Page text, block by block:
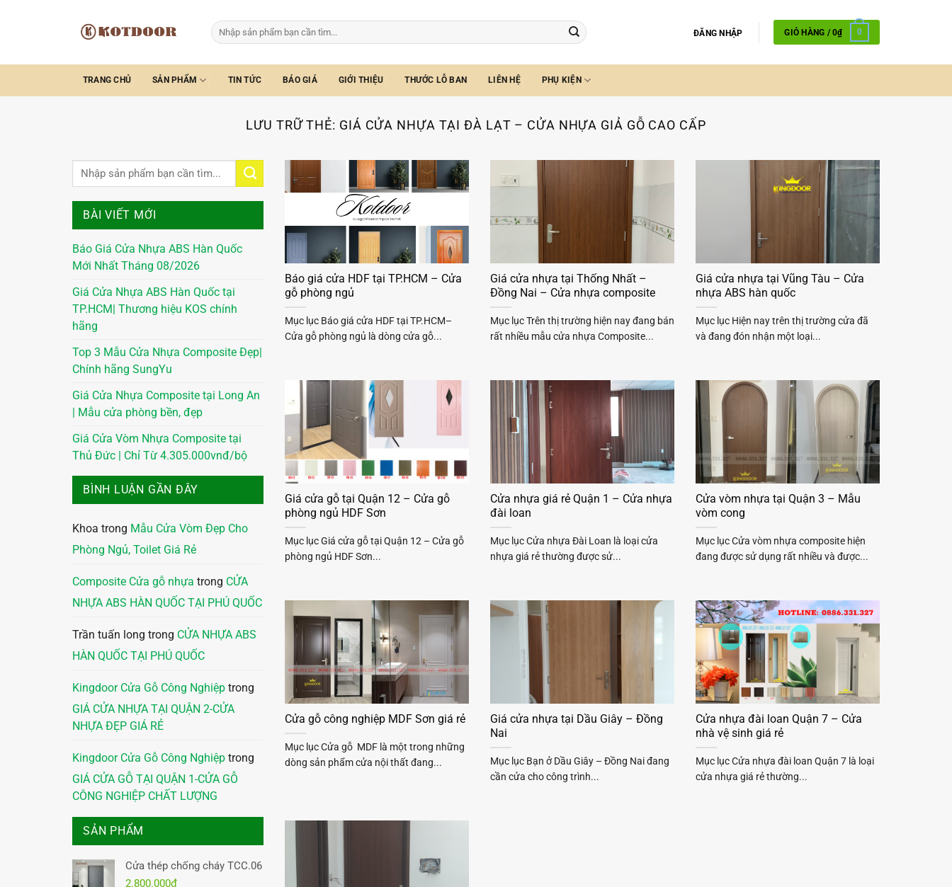
Tìm
kiếm:
ĐĂNG NHẬP GIỎ HÀNG /0₫ 0
TRANG CHỦ SẢN PHẨM TIN TỨC BÁO GIÁ GIỚI THIỆU THƯỚC LỖ BAN LIÊN HỆ PHỤ KIỆN
LƯU TRỮ THẺ: GIÁ CỬA NHỰA TẠI ĐÀ LẠT – CỬA NHỰA GIẢ GỖ CAO CẤP
BÀI VIẾT MỚI
Báo Giá Cửa Nhựa ABS Hàn Quốc
Mới Nhất Tháng 08/2026
Giá Cửa Nhựa ABS Hàn Quốc tại
TP.HCM| Thương hiệu KOS chính
hãng
Top 3 Mẫu Cửa Nhựa Composite Đẹp|
Chính hãng SungYu
Giá Cửa Nhựa Composite tại Long An
| Mẫu cửa phòng bền, đẹp
Giá Cửa Vòm Nhựa Composite tại
Thủ Đức | Chỉ Từ 4.305.000vnđ/bộ
BÌNH LUẬN GẦN ĐÂY
Khoa trong Mẫu Cửa Vòm Đẹp Cho
Phòng Ngủ, Toilet Giá Rẻ
Composite Cửa gỗ nhựa trong CỬA
NHỰA ABS HÀN QUỐC TẠI PHÚ QUỐC
Trần tuấn long trong CỬA NHỰA ABS
HÀN QUỐC TẠI PHÚ QUỐC
Kingdoor Cửa Gỗ Công Nghiệp trong
GIÁ CỬA NHỰA TẠI QUẬN 2-CỬA
NHỰA ĐẸP GIÁ RẺ
Kingdoor Cửa Gỗ Công Nghiệp trong
GIÁ CỬA GỖ TẠI QUẬN 1-CỬA GỖ
CÔNG NGHIỆP CHẤT LƯỢNG
SẢN PHẨM
Cửa thép chống cháy TCC.06
2.800.000₫
Báo giá cửa HDF tại TP.HCM – Cửa
gỗ phòng ngủ
Mục lục Báo giá cửa HDF tại TP.HCM–
Cửa gỗ phòng ngủ là dòng cửa gỗ...
Giá cửa nhựa tại Thống Nhất –
Đồng Nai – Cửa nhựa composite
Mục lục Trên thị trường hiện nay đang bán
rất nhiều mẫu cửa nhựa Composite...
Giá cửa nhựa tại Vũng Tàu – Cửa
nhựa ABS hàn quốc
Mục lục Hiện nay trên thị trường cửa đã
và đang đón nhận một loại...
Giá cửa gỗ tại Quận 12 – Cửa gỗ
phòng ngủ HDF Sơn
Mục lục Giá cửa gỗ tại Quận 12 – Cửa gỗ
phòng ngủ HDF Sơn...
Cửa nhựa giá rẻ Quận 1 – Cửa nhựa
đài loan
Mục lục Cửa nhựa Đài Loan là loại cửa
nhựa giá rẻ thường được sử...
Cửa vòm nhựa tại Quận 3 – Mẫu
vòm cong
Mục lục Cửa vòm nhựa composite hiện
đang được sử dụng rất nhiều và được...
Cửa gỗ công nghiệp MDF Sơn giá rẻ
Mục lục Cửa gỗ MDF là một trong những
dòng sản phẩm cửa nội thất đang...
Giá cửa nhựa tại Dầu Giây – Đồng
Nai
Mục lục Bạn ở Dầu Giây – Đồng Nai đang
cần cửa cho công trình...
Cửa nhựa đài loan Quận 7 – Cửa
nhà vệ sinh giá rẻ
Mục lục Cửa nhựa đài loan Quận 7 là loại
cửa nhựa giá rẻ thường...